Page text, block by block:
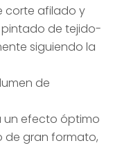
corte afilado y
pintado de tejido-
siguiendo la
de
un efecto óptimo
de gran formato,